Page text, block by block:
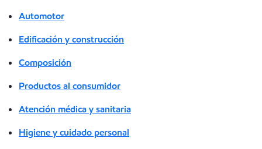
Automotor
Edificación y construcción
Composición
Productos al consumidor
Atención médica y sanitaria
Higiene y cuidado personal